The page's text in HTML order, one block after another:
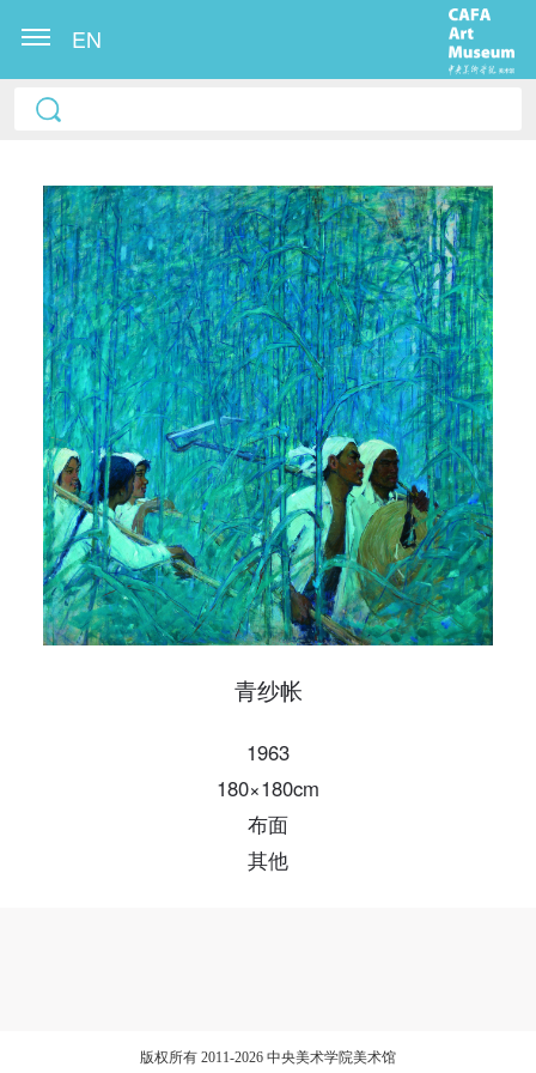
EN
青纱帐
1963
180×180cm
布面
其他
版权所有 2011-2026 中央美术学院美术馆
快捷登录 帐号密码登录
手机号码
发送验证码
手机号码将作为您的登录账号
验证码